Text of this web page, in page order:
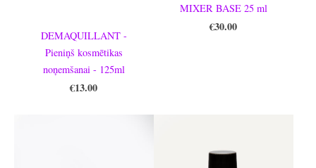
DEMAQUILLANT -
Pieniņš kosmētikas
noņemšanai - 125ml
€13.00
MIXER BASE 25 ml
€30.00